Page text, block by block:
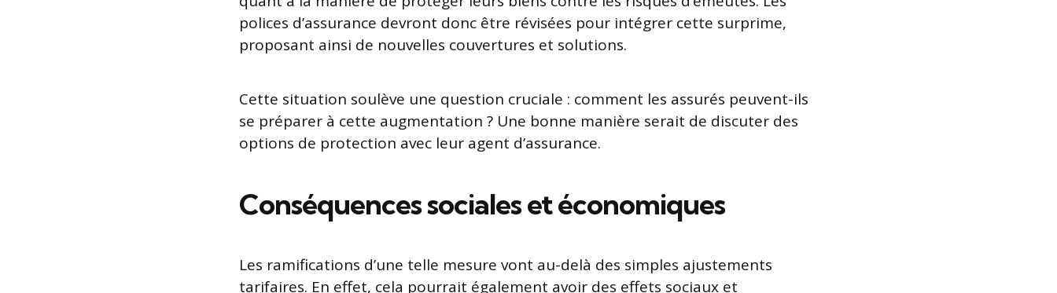
polices d’assurance devront donc être révisées pour intégrer cette surprime,
proposant ainsi de nouvelles couvertures et solutions.
Cette situation soulève une question cruciale : comment les assurés peuvent-ils
se préparer à cette augmentation ? Une bonne manière serait de discuter des
options de protection avec leur agent d’assurance.
Conséquences sociales et économiques
Les ramifications d’une telle mesure vont au-delà des simples ajustements
tarifaires. En effet, cela pourrait également avoir des effets sociaux et